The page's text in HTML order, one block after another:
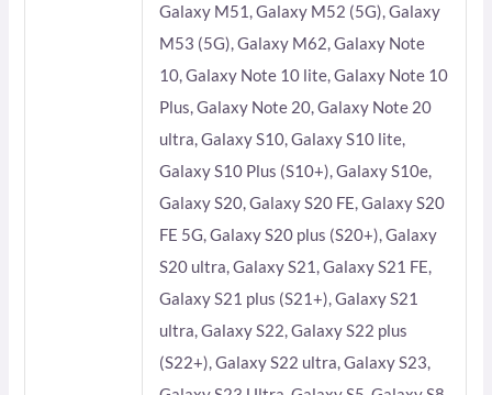
Galaxy M51, Galaxy M52 (5G), Galaxy
M53 (5G), Galaxy M62, Galaxy Note
10, Galaxy Note 10 lite, Galaxy Note 10
Plus, Galaxy Note 20, Galaxy Note 20
ultra, Galaxy S10, Galaxy S10 lite,
Galaxy S10 Plus (S10+), Galaxy S10e,
Galaxy S20, Galaxy S20 FE, Galaxy S20
FE 5G, Galaxy S20 plus (S20+), Galaxy
S20 ultra, Galaxy S21, Galaxy S21 FE,
Galaxy S21 plus (S21+), Galaxy S21
ultra, Galaxy S22, Galaxy S22 plus
(S22+), Galaxy S22 ultra, Galaxy S23,